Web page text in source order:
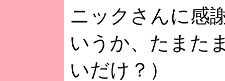
ニックさんに感
いうか、たまた
いだけ？）